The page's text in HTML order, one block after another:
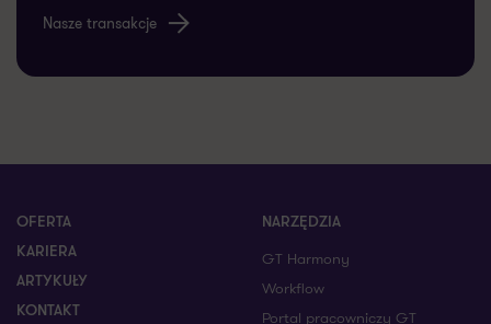
Nasze transakcje
OFERTA
KARIERA
ARTYKUŁY
KONTAKT
NARZĘDZIA
GT Harmony
Workflow
Portal pracowniczy GT